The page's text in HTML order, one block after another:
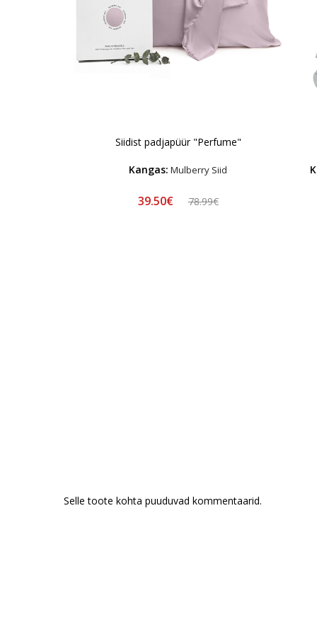
Siidist padjapüür "Perfume"
Kangas: Mulberry Siid
39.50€ 78.99€
Selle toote kohta puuduvad kommentaarid.